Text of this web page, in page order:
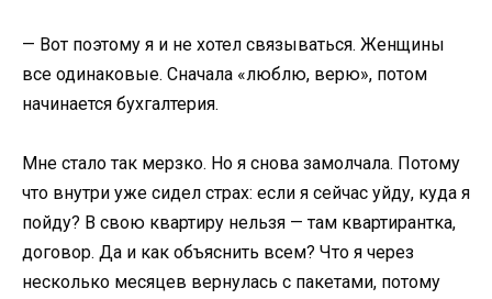
— Вот поэтому я и не хотел связываться. Женщины
все одинаковые. Сначала «люблю, верю», потом
начинается бухгалтерия.
Мне стало так мерзко. Но я снова замолчала. Потому
что внутри уже сидел страх: если я сейчас уйду, куда я
пойду? В свою квартиру нельзя — там квартирантка,
договор. Да и как объяснить всем? Что я через
несколько месяцев вернулась с пакетами, потому